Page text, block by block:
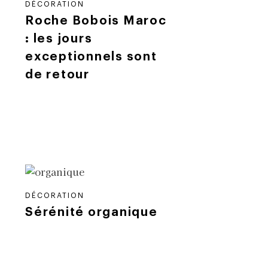
DÉCORATION
Roche Bobois Maroc
: les jours
exceptionnels sont
de retour
DÉCORATION
Sérénité organique